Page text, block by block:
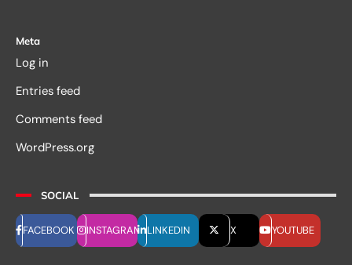
Meta
Log in
Entries feed
Comments feed
WordPress.org
SOCIAL
FACEBOOK INSTAGRAM LINKEDIN X YOUTUBE